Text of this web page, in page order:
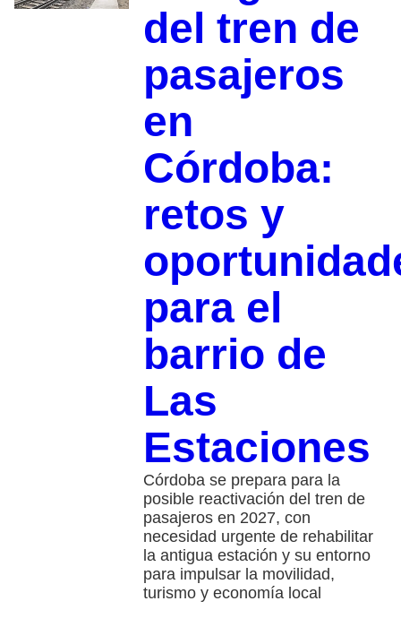
del tren de
pasajeros
en
Córdoba:
retos y
para el
barrio de
Las
Estaciones
Córdoba se prepara para la
posible reactivación del tren de
pasajeros en 2027, con
necesidad urgente de rehabilitar
la antigua estación y su entorno
para impulsar la movilidad,
turismo y economía local